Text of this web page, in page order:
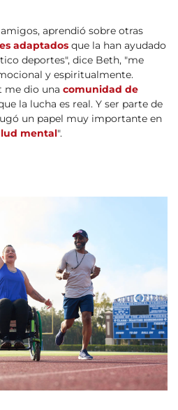
aprendió sobre otras
adaptados que la han ayudado
deportes", dice Beth, "me
y espiritualmente.
me dio una comunidad de
la lucha es real. Y ser parte de
un papel muy importante en
mental".